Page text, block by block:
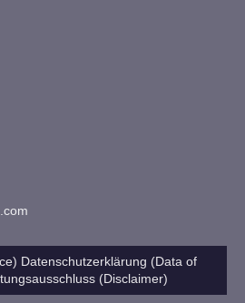
Datenschutzerklärung (Data of
(Disclaimer)